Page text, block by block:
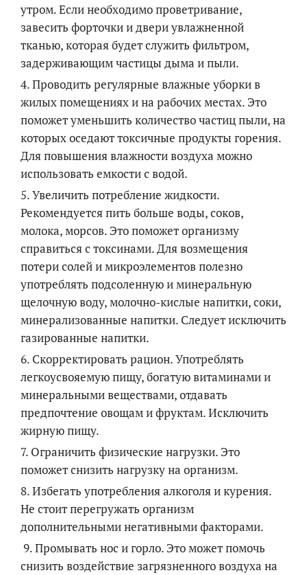
утром. Если необходимо проветривание,
завесить форточки и двери увлажненной
тканью, которая будет служить фильтром,
задерживающим частицы дыма и пыли.
4. Проводить регулярные влажные уборки в
жилых помещениях и на рабочих местах. Это
поможет уменьшить количество частиц пыли, на
которых оседают токсичные продукты горения.
Для повышения влажности воздуха можно
использовать емкости с водой.
5. Увеличить потребление жидкости.
Рекомендуется пить больше воды, соков,
молока, морсов. Это поможет организму
справиться с токсинами. Для возмещения
потери солей и микроэлементов полезно
употреблять подсоленную и минеральную
щелочную воду, молочно-кислые напитки, соки,
минерализованные напитки. Следует исключить
газированные напитки.
6. Скорректировать рацион. Употреблять
легкоусвояемую пищу, богатую витаминами и
минеральными веществами, отдавать
предпочтение овощам и фруктам. Исключить
жирную пищу.
7. Ограничить физические нагрузки. Это
поможет снизить нагрузку на организм.
8. Избегать употребления алкоголя и курения.
Не стоит перегружать организм
дополнительными негативными факторами.
9. Промывать нос и горло. Это может помочь
снизить воздействие загрязненного воздуха на